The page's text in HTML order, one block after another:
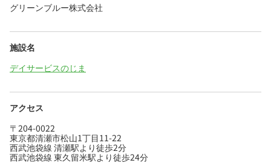
グリーンブルー株式会社
施設名
デイサービスのじま
アクセス
〒204-0022
東京都清瀬市松山1丁目11-22
西武池袋線 清瀬駅より徒歩2分
西武池袋線 東久留米駅より徒歩24分